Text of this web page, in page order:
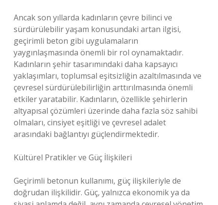
Ancak son yıllarda kadınların çevre bilinci ve
sürdürülebilir yaşam konusundaki artan ilgisi,
geçirimli beton gibi uygulamaların
yaygınlaşmasında önemli bir rol oynamaktadır.
Kadınların şehir tasarımındaki daha kapsayıcı
yaklaşımları, toplumsal eşitsizliğin azaltılmasında ve
çevresel sürdürülebilirliğin arttırılmasında önemli
etkiler yaratabilir. Kadınların, özellikle şehirlerin
altyapısal çözümleri üzerinde daha fazla söz sahibi
olmaları, cinsiyet eşitliği ve çevresel adalet
arasındaki bağlantıyı güçlendirmektedir.
Kültürel Pratikler ve Güç İlişkileri
Geçirimli betonun kullanımı, güç ilişkileriyle de
doğrudan ilişkilidir. Güç, yalnızca ekonomik ya da